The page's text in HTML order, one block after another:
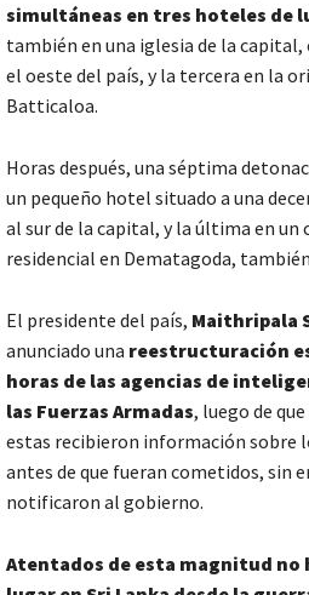
simultáneas en tres hoteles de
también en una iglesia de la
el oeste del país, y la tercera en la
Batticaloa.
Horas después, una séptima
un pequeño hotel situado a una
al sur de la capital, y la última en un
residencial en Dematagoda,
El presidente del país, Maithripala
anunciado una reestructuración
horas de las agencias de
las Fuerzas Armadas, luego de
estas recibieron información sobre
antes de que fueran cometidos, sin
notificaron al gobierno.
Atentados de esta magnitud no